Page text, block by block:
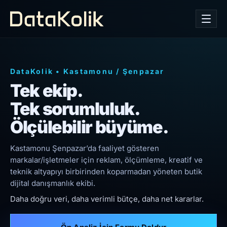
DataKolik • Kastamonu / Şenpazar
Tek ekip.
Tek sorumluluk.
Ölçülebilir büyüme.
Kastamonu Şenpazar’da faaliyet gösteren
markalar/işletmeler için reklam, ölçümleme, kreatif ve
teknik altyapıyı birbirinden koparmadan yöneten butik
dijital danışmanlık ekibi.
Daha doğru veri, daha verimli bütçe, daha net kararlar.